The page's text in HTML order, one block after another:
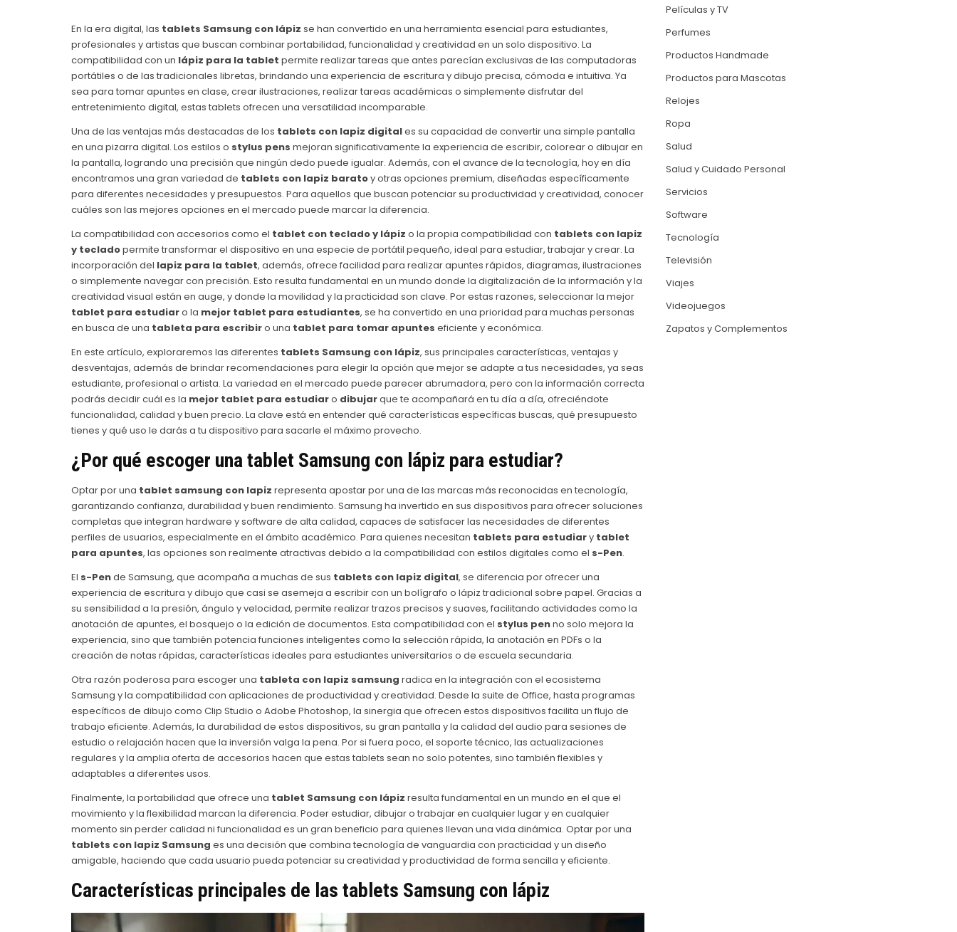
En la era digital, las tablets Samsung con lápiz se han convertido en una herramienta esencial para estudiantes,
profesionales y artistas que buscan combinar portabilidad, funcionalidad y creatividad en un solo dispositivo. La
compatibilidad con un lápiz para la tablet permite realizar tareas que antes parecían exclusivas de las computadoras
portátiles o de las tradicionales libretas, brindando una experiencia de escritura y dibujo precisa, cómoda e intuitiva. Ya
sea para tomar apuntes en clase, crear ilustraciones, realizar tareas académicas o simplemente disfrutar del
entretenimiento digital, estas tablets ofrecen una versatilidad incomparable.
Una de las ventajas más destacadas de los tablets con lapiz digitales su capacidad de convertir una simple pantalla
en una pizarra digital. Los estilos o stylus pens mejoran significativamente la experiencia de escribir, colorear o dibujar en
la pantalla, logrando una precisión que ningún dedo puede igualar. Además, con el avance de la tecnología, hoy en día
encontramos una gran variedad de tablets con lapiz baratoy otras opciones premium, diseñadas específicamente
para diferentes necesidades y presupuestos. Para aquellos que buscan potenciar su productividad y creatividad, conocer
cuáles son las mejores opciones en el mercado puede marcar la diferencia.
La compatibilidad con accesorios como el tablet con teclado y lápiz o la propia compatibilidad con tablets con lapiz
y tecladopermite transformar el dispositivo en una especie de portátil pequeño, ideal para estudiar, trabajar y crear. La
incorporación del lapiz para la tablet, además, ofrece facilidad para realizar apuntes rápidos, diagramas, ilustraciones
o simplemente navegar con precisión. Esto resulta fundamental en un mundo donde la digitalización de la información y la
creatividad visual están en auge, y donde la movilidad y la practicidad son clave. Por estas razones, seleccionar la mejor
tablet para estudiaro la mejor tablet para estudiantes, se ha convertido en una prioridad para muchas personas
en busca de una tableta para escribiro una tablet para tomar apuntes eficiente y económica.
En este artículo, exploraremos las diferentes tablets Samsung con lápiz, sus principales características, ventajas y
desventajas, además de brindar recomendaciones para elegir la opción que mejor se adapte a tus necesidades, ya seas
estudiante, profesional o artista. La variedad en el mercado puede parecer abrumadora, pero con la información correcta
podrás decidir cuál es la mejor tablet para estudiaro dibujarque te acompañará en tu día a día, ofreciéndote
funcionalidad, calidad y buen precio. La clave está en entender qué características específicas buscas, qué presupuesto
tienes y qué uso le darás a tu dispositivo para sacarle el máximo provecho.
¿Por qué escoger unatablet Samsung con lápiz para estudiar?
Optar por una tablet samsung con lapiz representa apostar por una de las marcas más reconocidas en tecnología,
garantizando confianza, durabilidad y buen rendimiento. Samsung ha invertido en sus dispositivos para ofrecer soluciones
completas que integran hardware y software de alta calidad, capaces de satisfacer las necesidades de diferentes
perfiles de usuarios, especialmente en el ámbito académico. Para quienes necesitan tablets para estudiary tablet
para apuntes, las opciones son realmente atractivas debido a la compatibilidad con estilos digitales como el s-Pen.
El s-Pende Samsung, que acompaña a muchas de sus tablets con lapiz digital, se diferencia por ofrecer una
experiencia de escritura y dibujo que casi se asemeja a escribir con un bolígrafo o lápiz tradicional sobre papel. Gracias a
su sensibilidad a la presión, ángulo y velocidad, permite realizar trazos precisos y suaves, facilitando actividades como la
anotación de apuntes, el bosquejo o la edición de documentos. Esta compatibilidad con el stylus penno solo mejora la
experiencia, sino que también potencia funciones inteligentes como la selección rápida, la anotación en PDFs o la
creación de notas rápidas, características ideales para estudiantes universitarios o de escuela secundaria.
Otra razón poderosa para escoger una tableta con lapiz samsung radica en la integración con el ecosistema
Samsung y la compatibilidad con aplicaciones de productividad y creatividad. Desde la suite de Office, hasta programas
específicos de dibujo como Clip Studio o Adobe Photoshop, la sinergia que ofrecen estos dispositivos facilita un flujo de
trabajo eficiente. Además, la durabilidad de estos dispositivos, su gran pantalla y la calidad del audio para sesiones de
estudio o relajación hacen que la inversión valga la pena. Por si fuera poco, el soporte técnico, las actualizaciones
regulares y la amplia oferta de accesorios hacen que estas tablets sean no solo potentes, sino también flexibles y
adaptables a diferentes usos.
Finalmente, la portabilidad que ofrece una tablet Samsung con lápiz resulta fundamental en un mundo en el que el
movimiento y la flexibilidad marcan la diferencia. Poder estudiar, dibujar o trabajar en cualquier lugar y en cualquier
momento sin perder calidad ni funcionalidad es un gran beneficio para quienes llevan una vida dinámica. Optar por una
tablets con lapiz Samsung es una decisión que combina tecnología de vanguardia con practicidad y un diseño
amigable, haciendo que cada usuario pueda potenciar su creatividad y productividad de forma sencilla y eficiente.
Características principales de las tablets Samsung con lápiz
Películas y TV
Perfumes
Productos Handmade
Productos para Mascotas
Relojes
Ropa
Salud
Salud y Cuidado Personal
Servicios
Software
Tecnología
Televisión
Viajes
Videojuegos
Zapatos y Complementos